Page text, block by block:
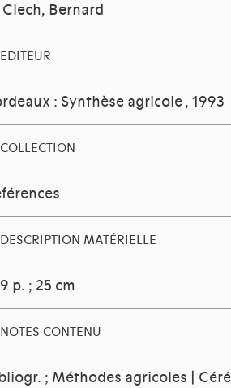
Clech, Bernard
EDITEUR
: Synthèse agricole, 1993
COLLECTION
DESCRIPTION MATÉRIELLE
p. ; 25 cm
NOTES CONTENU
; Méthodes agricoles |